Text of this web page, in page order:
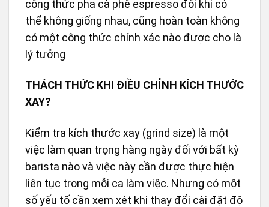
công thức pha cà phê espresso đôi khi có
thể không giống nhau, cũng hoàn toàn không
có một công thức chính xác nào được cho là
lý tưởng
THÁCH THỨC KHI ĐIỀU CHỈNH KÍCH THƯỚC
XAY?
Kiểm tra kích thước xay (grind size) là một
việc làm quan trọng hàng ngày đối với bất kỳ
barista nào và việc này cần được thực hiện
liên tục trong mỗi ca làm việc. Nhưng có một
số yếu tố cần xem xét khi thay đổi cài đặt độ